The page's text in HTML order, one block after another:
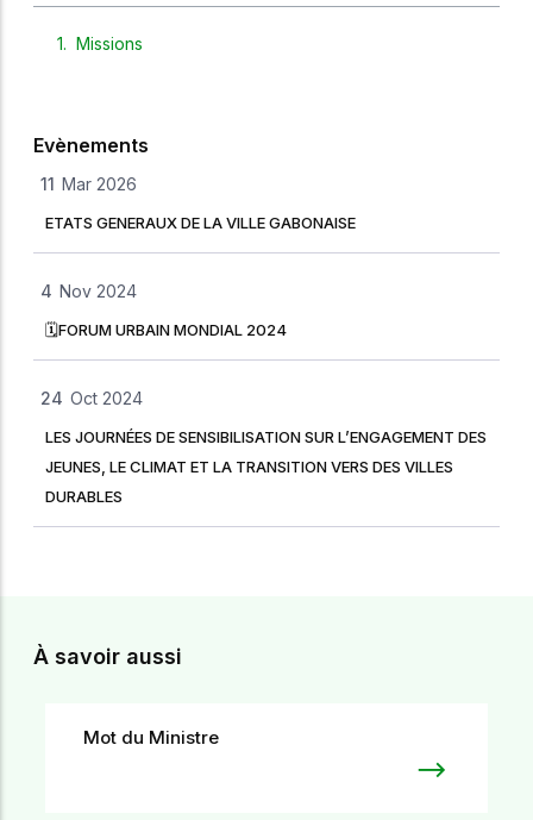
Missions
Evènements
11 Mar 2026
ETATS GENERAUX DE LA VILLE GABONAISE
4 Nov 2024
🗓FORUM URBAIN MONDIAL 2024
24 Oct 2024
LES JOURNÉES DE SENSIBILISATION SUR L’ENGAGEMENT DES
JEUNES, LE CLIMAT ET LA TRANSITION VERS DES VILLES
DURABLES
À savoir aussi
Mot du Ministre